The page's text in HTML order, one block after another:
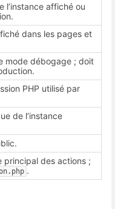
l’instance affiché ou
dans les pages et
mode débogage ; doit
PHP utilisé par
de l’instance
principal des actions ;
.